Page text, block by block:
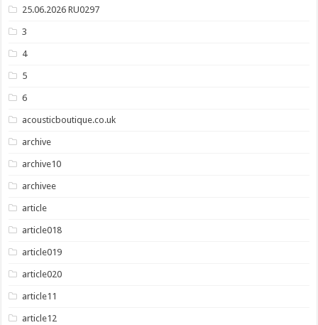
25.06.2026 RU0297
3
4
5
6
acousticboutique.co.uk
archive
archive10
archivee
article
article018
article019
article020
article11
article12